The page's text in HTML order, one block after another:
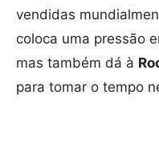
vendidas
coloca uma pressão
mas também dá à
para tomar o tempo